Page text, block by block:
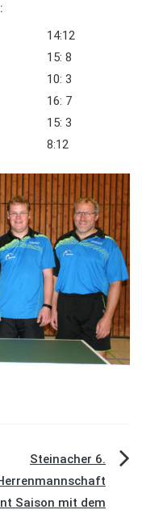
14:12
15: 8
10: 3
16: 7
15: 3
8:12
Steinacher 6.
Saison mit dem